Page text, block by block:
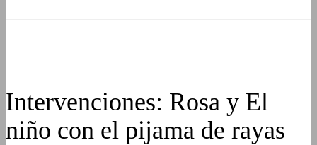
Intervenciones: Rosa y El
niño con el pijama de rayas